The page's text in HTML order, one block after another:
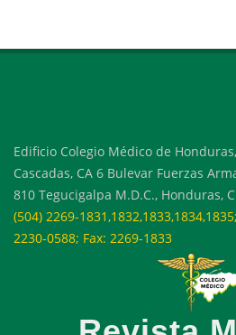
Edificio Colegio Médico de
Cascadas, CA 6 Bulevar Fuerzas
810 Tegucigalpa M.D.C., Honduras,
(504) 2269-
2230-0588; Fax: 2269-1833